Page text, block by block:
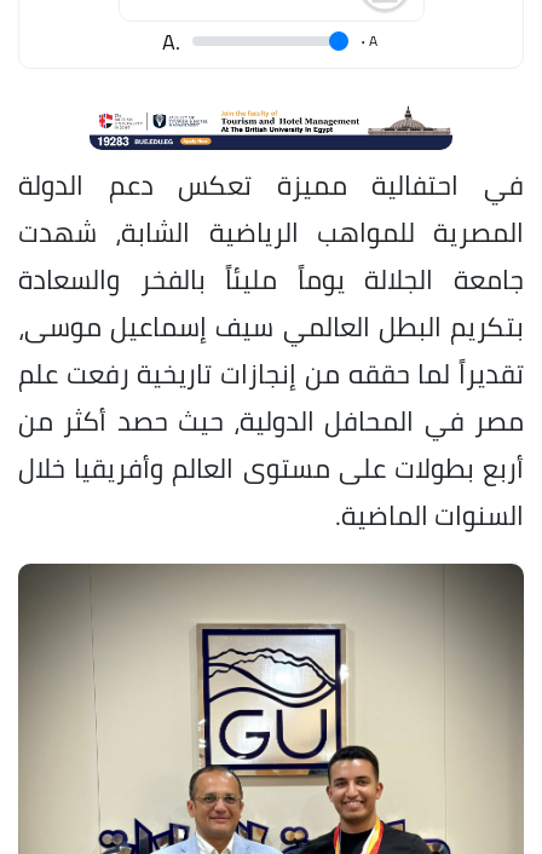
A
.
.A
في احتفالية مميزة تعكس دعم الدولة
المصرية للمواهب الرياضية الشابة، شهدت
جامعة الجلالة يوماً مليئاً بالفخر والسعادة
بتكريم البطل العالمي سيف إسماعيل موسى،
تقديراً لما حققه من إنجازات تاريخية رفعت علم
مصر في المحافل الدولية، حيث حصد أكثر من
أربع بطولات على مستوى العالم وأفريقيا خلال
السنوات الماضية.